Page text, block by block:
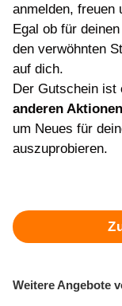
anmelden, freuen
Egal ob für
den verwöhnten
auf dich.
Der Gutschein ist
anderen
um Neues für
auszuprobieren.
Weitere Angebote